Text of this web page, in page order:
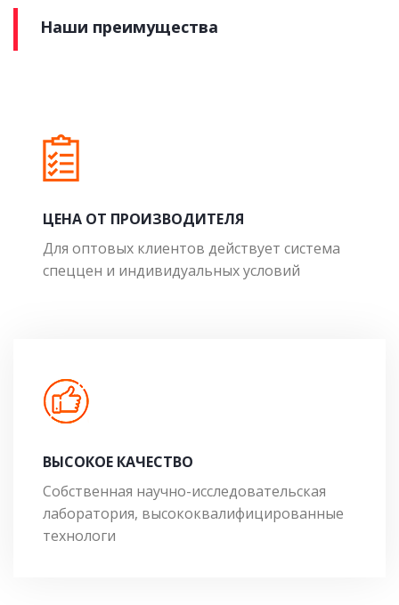
Наши преимущества
ЦЕНА ОТ ПРОИЗВОДИТЕЛЯ
Для оптовых клиентов действует система
спеццен и индивидуальных условий
ВЫСОКОЕ КАЧЕСТВО
Собственная научно-исследовательская
лаборатория, высококвалифицированные
технологи